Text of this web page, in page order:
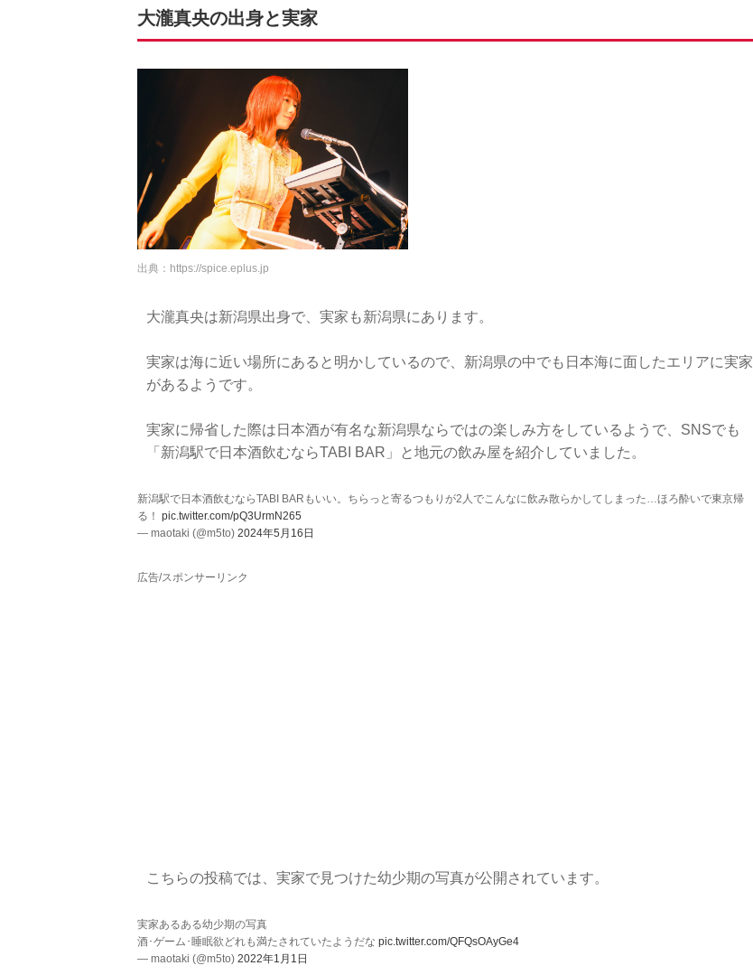
大瀧真央の出身と実家
出典： https://spice.eplus.jp
大瀧真央は新潟県出身で、実家も新潟県にあります。
実家は海に近い場所にあると明かしているので、新潟県の中でも日本海に面したエリアに実家
があるようです。
実家に帰省した際は日本酒が有名な新潟県ならではの楽しみ方をしているようで、SNSでも
「新潟駅で日本酒飲むならTABI BAR」と地元の飲み屋を紹介していました。
新潟駅で日本酒飲むならTABI BARもいい。ちらっと寄るつもりが2人でこんなに飲み散らかしてしまった…ほろ酔いで東京帰
る！ pic.twitter.com/pQ3UrmN265
— maotaki (@m5to) 2024年5月16日
広告/スポンサーリンク
こちらの投稿では、実家で見つけた幼少期の写真が公開されています。
実家あるある幼少期の写真
酒･ゲーム･睡眠欲どれも満たされていたようだな pic.twitter.com/QFQsOAyGe4
— maotaki (@m5to) 2022年1月1日